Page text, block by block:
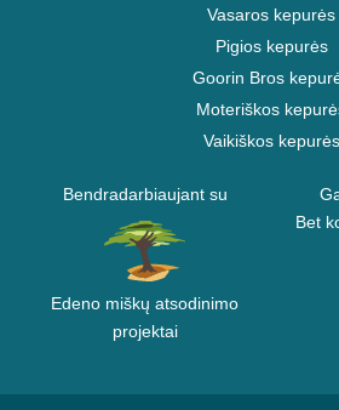
Vasaros kepurės
Pigios kepurės
Goorin Bros
Moteriškos
Vaikiškos kepurės
Bendradarbiaujant su
Edeno miškų atsodinimo
projektai
Bet